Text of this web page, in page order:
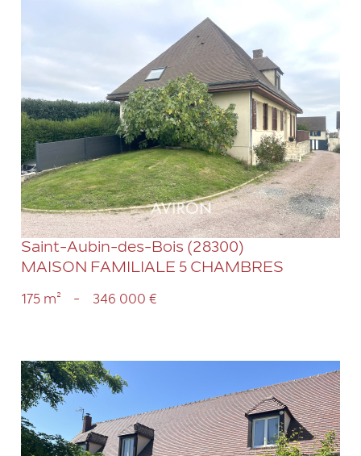
VOIR LE BIEN
Saint-Aubin-des-Bois (28300)
MAISON FAMILIALE 5 CHAMBRES
175 m² - 346 000 €